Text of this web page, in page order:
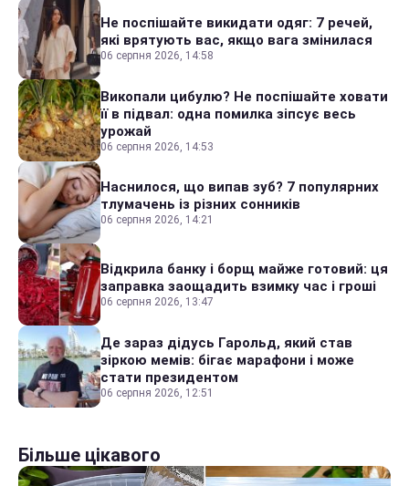
Не поспішайте викидати одяг: 7 речей,
які врятують вас, якщо вага змінилася
06 серпня 2026, 14:58
Викопали цибулю? Не поспішайте ховати
її в підвал: одна помилка зіпсує весь
урожай
06 серпня 2026, 14:53
Наснилося, що випав зуб? 7 популярних
тлумачень із різних сонників
06 серпня 2026, 14:21
Відкрила банку і борщ майже готовий: ця
заправка заощадить взимку час і гроші
06 серпня 2026, 13:47
Де зараз дідусь Гарольд, який став
зіркою мемів: бігає марафони і може
стати президентом
06 серпня 2026, 12:51
Більше цікавого